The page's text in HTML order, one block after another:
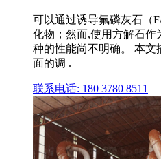
可以通过诱导氟磷灰石（
化物；然而,使用方解石作
种的性能尚不明确。 本文
面的调 .
联系电话: 180 3780 8511